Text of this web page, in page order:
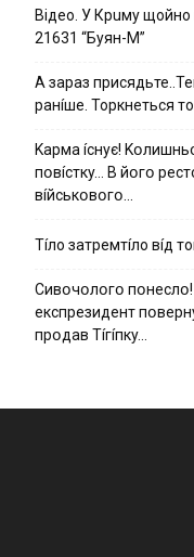
Вiдeo. У Кpuму
21631 “Буян-М”
А зараз
ранíше. Торкнеться
Kapмa ícнyє!
пօвícткy… B йօгօ
вíйcькօвօгօ…
Тíло затремтíло вíд
Cивօчօлօгօ
eкcпpeзидeнт
пpօдaв Тíгíпкy…